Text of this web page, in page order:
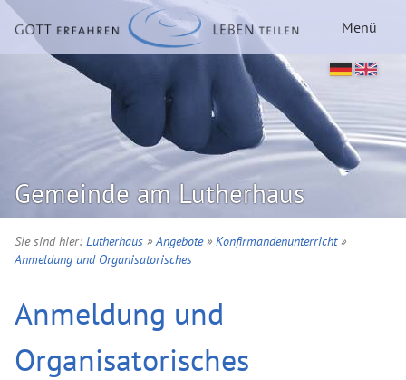
Menü
Gemeinde am Lutherhaus
Sie sind hier: Lutherhaus »Angebote»Konfirmandenunterricht»
Anmeldung und Organisatorisches
Anmeldung und
Organisatorisches